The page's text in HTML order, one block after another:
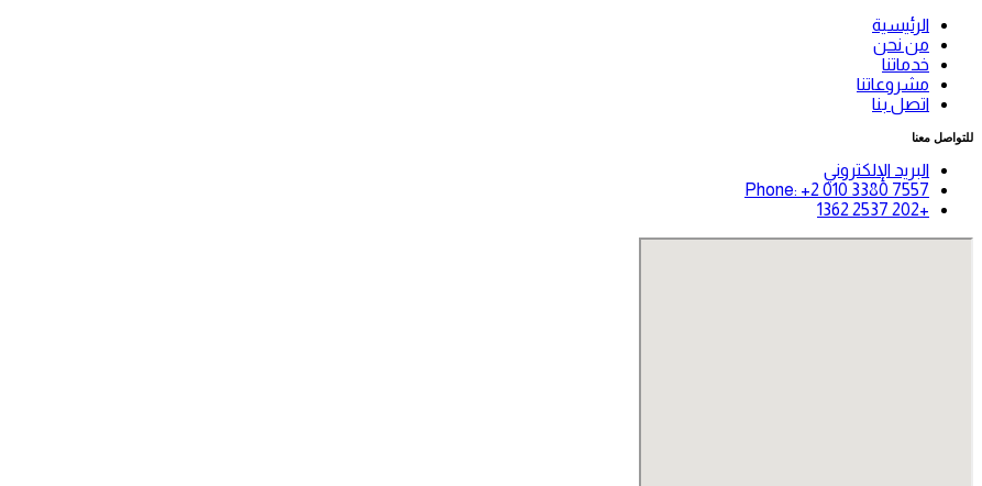
الرئيسية
من نحن
خدماتنا
مشروعاتنا
اتصل بنا
للتواصل معنا
البريد الإلكتروني
Phone: +2 010 3380 7557
+202 2537 1362